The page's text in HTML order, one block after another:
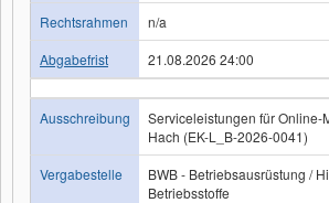
Rechtsrahmen
n/a
Abgabefrist
21.08.2026 24:00
Ausschreibung
Serviceleistungen für Online-
Hach (EK-L_B-2026-0041)
Vergabestelle
BWB - Betriebsausrüstung /
Betriebsstoffe